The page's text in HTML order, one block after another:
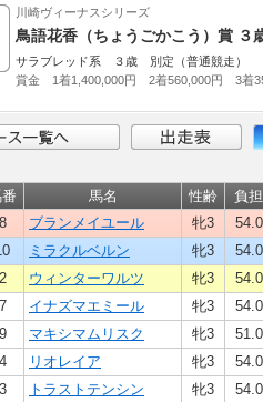
川崎ヴィーナスシリーズ
鳥語花香（ちょうごかこう）賞
サラブレッド系 ３歳 別定（普通競走）
賞金 1着1,400,000円 2着560,000円 3着
馬名 性齢
負担
8 ブランメイユール 牝3
54.0
ミラクルベルン 牝3
54.0
2 ウィンターワルツ 牝3
54.0
7 イナズマエミール 牝3
54.0
9 マキシマムリスク 牝3
51.0
4 リオレイア 牝3
54.0
3 トラストテンシン 牝3
54.0